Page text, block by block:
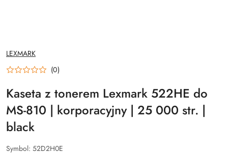
NAZWA
PRODUCENTA:
LEXMARK
(0)
Kaseta z tonerem Lexmark 522HE do
MS-810 | korporacyjny | 25 000 str. |
black
Symbol: 52D2H0E